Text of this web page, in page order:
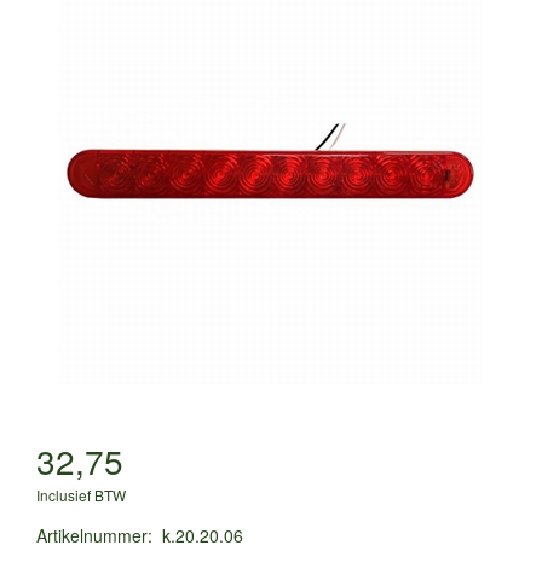
32,75
Inclusief BTW
Artikelnummer: k.20.20.06